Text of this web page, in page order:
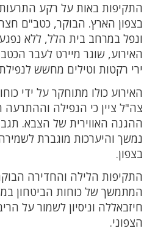
התקיפות באות על רקע התרעות
בצפון הארץ. הבוקר, כטב"ם
ונפל במרחב בית הלל, ללא
האירוע, שוגר מיירט לעבר
ירי רקטות וטילים מחשש
האירוע כולו מתוחקר על ידי
צה"ל ציין כי הנפילה וההתרעה
ההגנה האווירית של הצבא.
נמשך והיערכות מוגברת
בצפון.
התקיפות הלילה והחדירה
המתמשך של כוחות הביטחון
חיזבאללה וניסיון לשמור על
הצפוני.